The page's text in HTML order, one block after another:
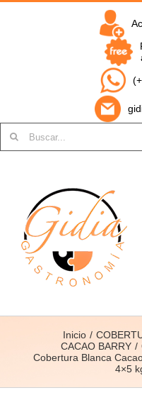
Saltar
Inicio
CACAO BARRY
Cobertura Blanca
4×5